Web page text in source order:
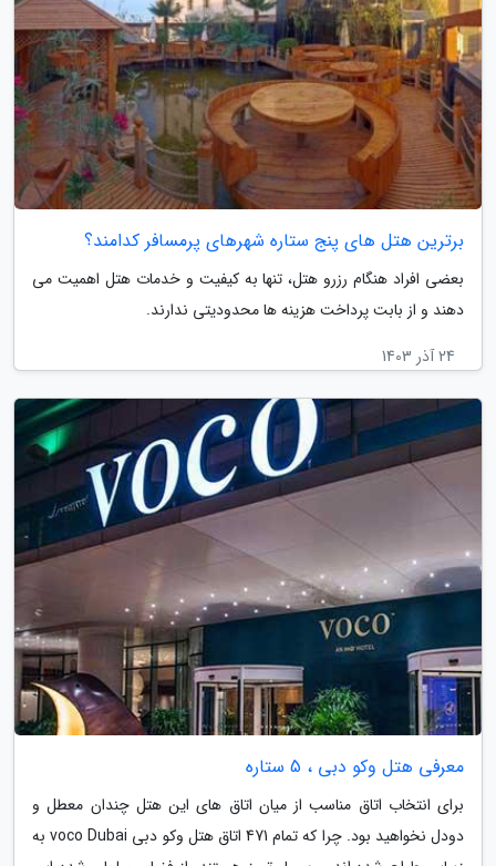
برترین هتل های پنج ستاره شهرهای پرمسافر کدامند؟
بعضی افراد هنگام رزرو هتل، تنها به کیفیت و خدمات هتل اهمیت می
دهند و از بابت پرداخت هزینه ها محدودیتی ندارند.
24 آذر 1403
معرفی هتل وکو دبی ، 5 ستاره
برای انتخاب اتاق مناسب از میان اتاق های این هتل چندان معطل و
دودل نخواهید بود. چرا که تمام 471 اتاق هتل وکو دبی voco Dubai به